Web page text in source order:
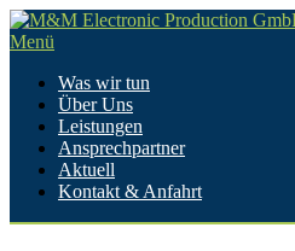
Zum
Inhalt
Menü
Was wir tun
Über Uns
Leistungen
Ansprechpartner
Aktuell
Kontakt & Anfahrt